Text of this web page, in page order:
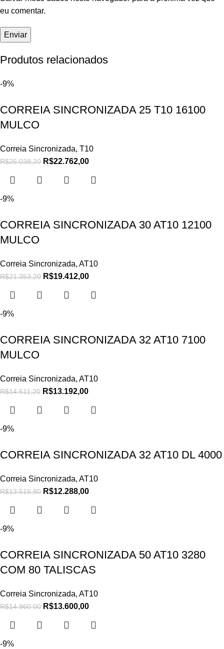
eu comentar.
Produtos relacionados
-9%
CORREIA SINCRONIZADA 25 T10 16100
MULCO
Correia Sincronizada, T10
R$25.038,20 R$22.762,00
-9%
CORREIA SINCRONIZADA 30 AT10 12100
MULCO
Correia Sincronizada, AT10
R$21.353,20 R$19.412,00
-9%
CORREIA SINCRONIZADA 32 AT10 7100
MULCO
Correia Sincronizada, AT10
R$14.511,20 R$13.192,00
-9%
CORREIA SINCRONIZADA 32 AT10 DL 4000
Correia Sincronizada, AT10
R$13.516,80 R$12.288,00
-9%
CORREIA SINCRONIZADA 50 AT10 3280
COM 80 TALISCAS
Correia Sincronizada, AT10
R$14.960,00 R$13.600,00
-9%